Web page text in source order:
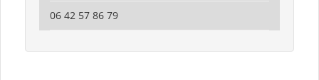
06 42 57 86 79